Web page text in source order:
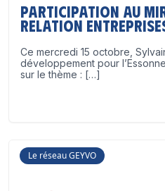
Participation au
Relation
Ce mercredi 15 octobre,
développement pour
sur le thème : […]
Le réseau GEYVO